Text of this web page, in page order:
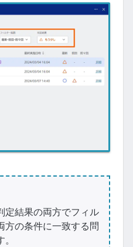
定結果の両方でフィル
方の条件に一致する問